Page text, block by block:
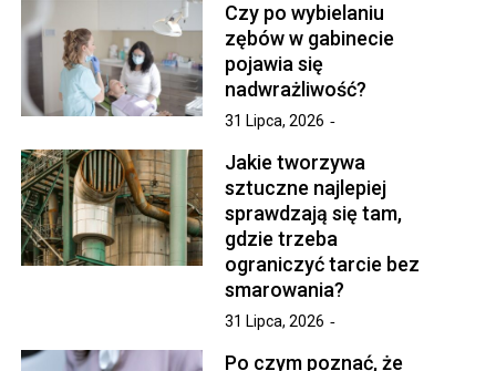
Czy po wybielaniu
zębów w gabinecie
pojawia się
nadwrażliwość?
31 Lipca, 2026
Jakie tworzywa
sztuczne najlepiej
sprawdzają się tam,
gdzie trzeba
ograniczyć tarcie bez
smarowania?
31 Lipca, 2026
Po czym poznać, że